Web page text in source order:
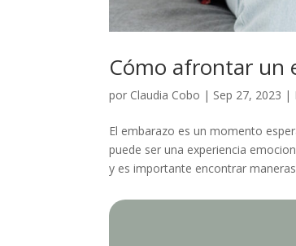
Cómo afrontar un
por Claudia Cobo | Sep 27, 2023 |
El embarazo es un momento
puede ser una experiencia
y es importante encontrar maneras